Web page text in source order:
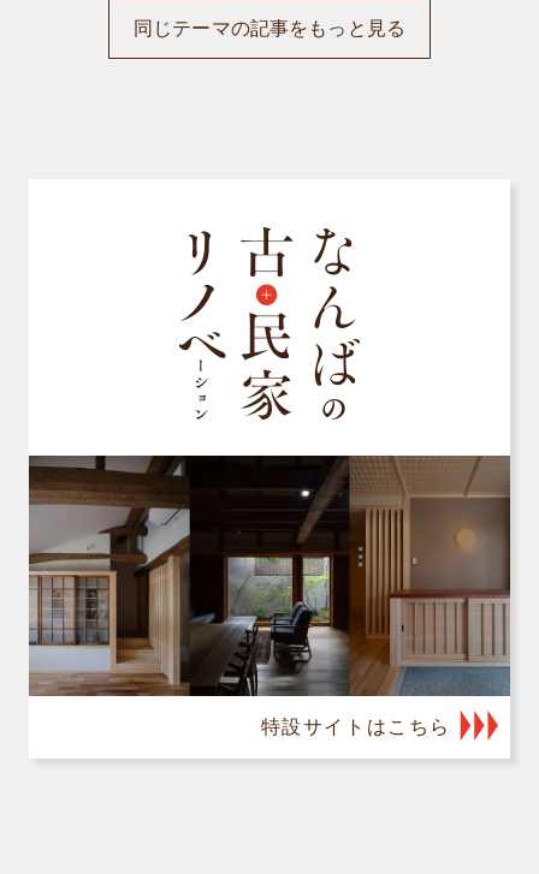
同じテーマの記事をもっと見る
特設サイトはこちら